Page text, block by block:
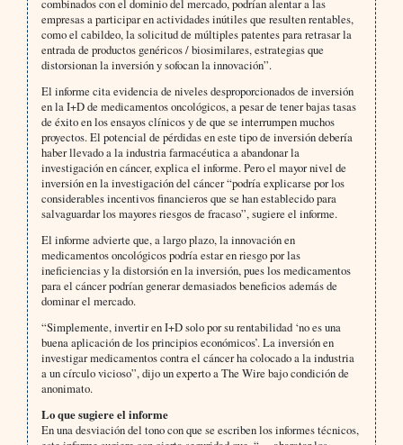
combinados con el dominio del mercado, podrían alentar a las
empresas a participar en actividades inútiles que resulten rentables,
como el cabildeo, la solicitud de múltiples patentes para retrasar la
entrada de productos genéricos / biosimilares, estrategias que
distorsionan la inversión y sofocan la innovación”.
El informe cita evidencia de niveles desproporcionados de inversión
en la I+D de medicamentos oncológicos, a pesar de tener bajas tasas
de éxito en los ensayos clínicos y de que se interrumpen muchos
proyectos. El potencial de pérdidas en este tipo de inversión debería
haber llevado a la industria farmacéutica a abandonar la
investigación en cáncer, explica el informe. Pero el mayor nivel de
inversión en la investigación del cáncer “podría explicarse por los
considerables incentivos financieros que se han establecido para
salvaguardar los mayores riesgos de fracaso”, sugiere el informe.
El informe advierte que, a largo plazo, la innovación en
medicamentos oncológicos podría estar en riesgo por las
ineficiencias y la distorsión en la inversión, pues los medicamentos
para el cáncer podrían generar demasiados beneficios además de
dominar el mercado.
“Simplemente, invertir en I+D solo por su rentabilidad ‘no es una
buena aplicación de los principios económicos’. La inversión en
investigar medicamentos contra el cáncer ha colocado a la industria
a un círculo vicioso”, dijo un experto a The Wire bajo condición de
anonimato.
Lo que sugiere el informe
En una desviación del tono con que se escriben los informes técnicos,